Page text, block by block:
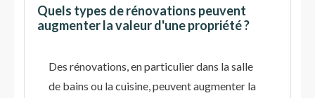
Quels types de rénovations peuvent
augmenter la valeur d'une propriété ?
Des rénovations, en particulier dans la salle
de bains ou la cuisine, peuvent augmenter la